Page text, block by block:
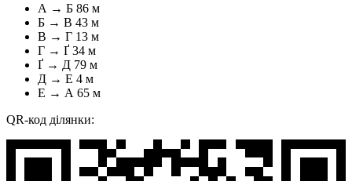
А → Б 86 м
Б → В 43 м
В → Г 13 м
Г → Ґ 34 м
Ґ → Д 79 м
Д → Е 4 м
Е → А 65 м
QR-код ділянки: